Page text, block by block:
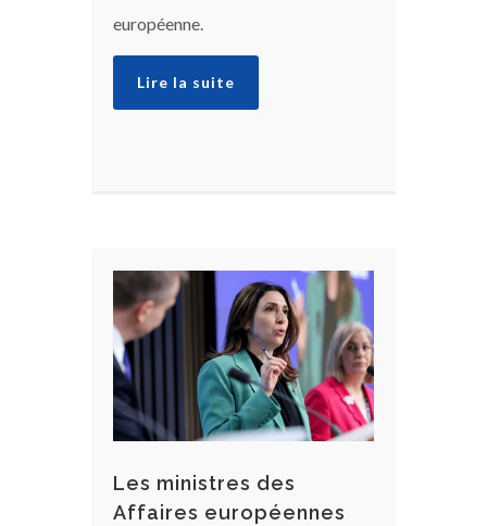
européenne.
Lire la suite
Les ministres des
Affaires européennes